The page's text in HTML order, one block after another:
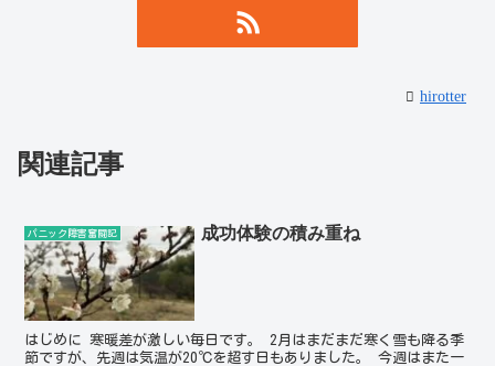
hirotter
関連記事
パニック障害奮闘記 成功体験の積み重ね
はじめに 寒暖差が激しい毎日です。 2月はまだまだ寒く雪も降る季
節ですが、先週は気温が20℃を超す日もありました。 今週はまた一